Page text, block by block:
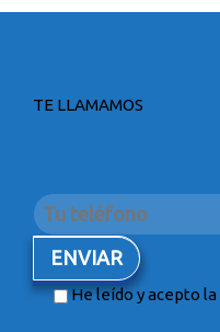
TE LLAMAMOS
He leído y acepto la